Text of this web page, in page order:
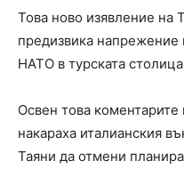
Това ново изявление
предизвика
НАТО в турската
Освен това
накараха италианския
Таяни да отмени